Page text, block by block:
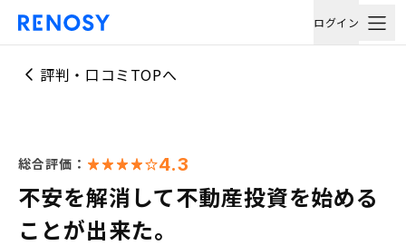
ログイン
評判・口コミTOPへ
総合評価： 4.3
不安を解消して不動産投資を始める
ことが出来た。